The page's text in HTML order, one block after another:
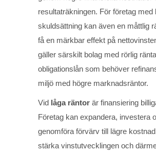
resultaträkningen. För företag med
skuldsättning kan även en måttlig
få en märkbar effekt på
gäller särskilt bolag med rörlig
obligationslån som behöver
miljö med högre marknadsräntor.
Vid låga räntor är finansiering
Företag kan expandera, investera
genomföra förvärv till lägre
stärka vinstutvecklingen och